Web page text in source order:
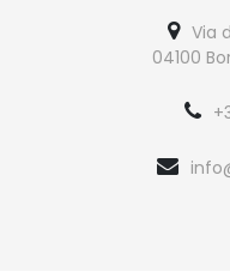
Via
04100